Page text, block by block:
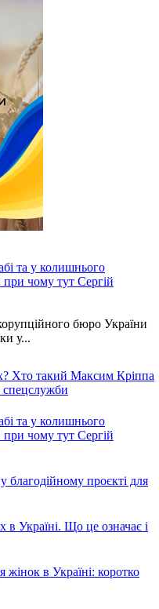
та у колишнього
при чому тут Сергій
бюро України
у...
Хто такий Максим Кріппа
спецслужби
та у колишнього
при чому тут Сергій
благодійному проєкті для
в Україні. Що це означає і
жінок в Україні: коротко